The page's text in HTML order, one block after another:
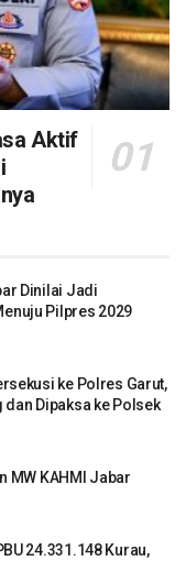
Aktif
Dinilai Jadi
Pilpres 2029
ke Polres Garut,
Dipaksa ke Polsek
MW KAHMI Jabar
24.331.148 Kurau,